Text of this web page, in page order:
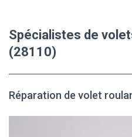
Spécialistes de
(28110)
Réparation de volet